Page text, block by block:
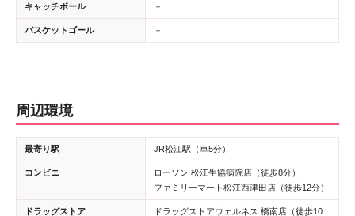
キャッチボール －
バスケットゴール －
周辺環境
最寄り駅 JR松江駅（車5分）
コンビニ
ローソン 松江生協病院店（徒歩8分）
ファミリーマート松江西津田店（徒歩12分）
ドラッグストア
ドラッグストアウェルネス 橋南店（徒歩10